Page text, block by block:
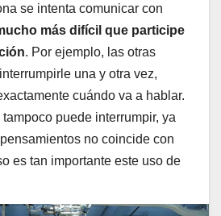
se intenta comunicar con
más difícil que participe
. Por ejemplo, las otras
una y otra vez,
cuándo va a hablar.
puede interrumpir, ya
no coincide con
es tan importante este uso de